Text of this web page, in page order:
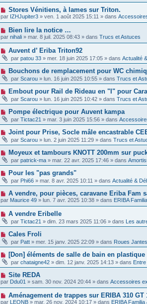
es
a
g
e
u
m
e
s
s
a
g
e
v
e
a
u
m
e
s
a
g
e
N
o
u
v
e
a
u
m
e
s
s
a
g
e
Stores Vénitiens, à lames sur Triton.
par IZHJupiter3 » ven. 1 août 2025 15:11 » dans
N
o
u
e
a
u
m
e
s
s
a
g
e
Bien lire la notice …
par nihali » mar. 8 juil. 2025 08:43 » dans Trucs et Astuces
N
u
v
e
a
u
m
e
s
s
a
g
e
Auvent d’ Eriba Triton92
par patou 33 » mer. 18 juin 2025 17:05 » dans Actualité
N
u
v
e
a
u
m
e
s
a
g
e
Bouchons de remplacement pour WC
par Scarou » lun. 16 juin 2025 10:55 » dans Trucs et
N
u
v
e
a
u
m
e
s
s
a
g
e
Embout pour Rail de Rideau en "I" pour
par Scarou » lun. 16 juin 2025 10:42 » dans Trucs et
N
u
e
a
u
m
e
s
s
a
g
e
Pompe électrique pour Auvent kampa
par Tictac21 » mar. 3 juin 2025 15:56 » dans
N
u
v
e
a
u
m
e
s
a
g
e
Joint pour Prise, Socle mâle encastrable
par Scarou » lun. 2 juin 2025 11:29 » dans Trucs et
N
u
v
e
a
u
m
e
s
a
g
e
Moyeux et tambours KNOTT 200mm sur
par patrick-ma » mar. 22 avr. 2025 17:46 » dans
N
u
e
a
u
m
e
s
s
a
g
e
Pour les "pas grands"
par Phi66 » mar. 8 avr. 2025 10:11 » dans Actualité &
N
o
u
e
a
u
m
e
s
s
a
g
e
A vendre, pour pièces, caravane Eriba Fam
par Maurice 49 » lun. 7 avr. 2025 10:38 » dans ERIBA
N
u
e
a
u
m
e
s
s
a
g
e
A vendre Eribelle
par Tictac21 » dim. 23 mars 2025 11:06 » dans Les
N
u
v
a
u
m
e
s
a
Cales Froli
par Patt » mer. 15 janv. 2025 22:09 » dans Roues
N
o
u
v
e
a
u
m
e
[Don] éléments de salle de bain en plastique
par chataigne42 » dim. 12 janv. 2025 14:13 » dans
N
o
u
e
Site REDA
par Ddu01 » sam. 30 nov. 2024 20:44 » dans Accessoires
N
o
Aménagement de trappes sur ERIBA 310 GT
par LEONB » mar. 26 nov. 2024 10:17 » dans ERIBA Familia